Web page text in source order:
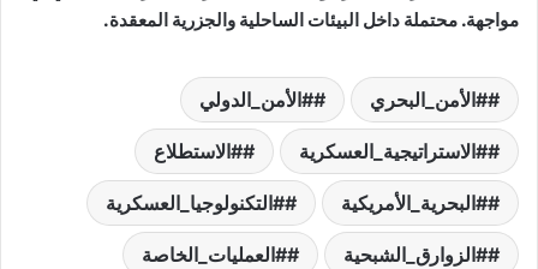
مواجهة. محتملة داخل البيئات الساحلية والجزرية المعقدة.
#الأمن_البحري #الأمن_الدولي
#الاستراتيجية_العسكرية #الاستطلاع
#البحرية_الأمريكية #التكنولوجيا_العسكرية
#الزوارق_الشبحية #العمليات_الخاصة